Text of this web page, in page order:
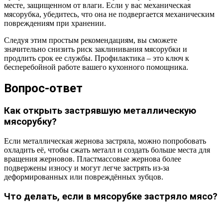
месте, защищенном от влаги. Если у вас механическая
мясорубка, убедитесь, что она не подвергается механическим
повреждениям при хранении.
Следуя этим простым рекомендациям, вы сможете
значительно снизить риск заклинивания мясорубки и
продлить срок ее службы. Профилактика – это ключ к
бесперебойной работе вашего кухонного помощника.
Вопрос-ответ
Как открыть застрявшую металлическую
мясорубку?
Если металлическая жернова застряла, можно попробовать
охладить её, чтобы сжать металл и создать больше места для
вращения жерновов. Пластмассовые жернова более
подвержены износу и могут легче застрять из-за
деформированных или повреждённых зубцов.
Что делать, если в мясорубке застряло мясо?